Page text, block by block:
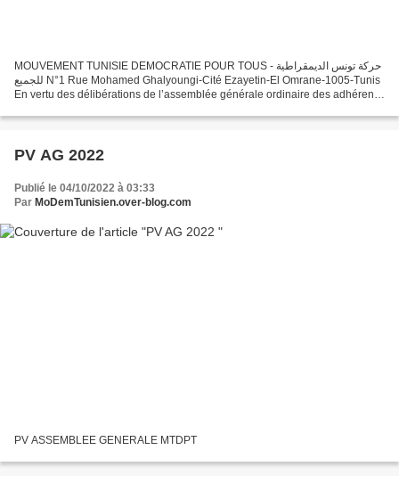
MOUVEMENT TUNISIE DEMOCRATIE POUR TOUS - حركة تونس الديمقراطية
للجميع N°1 Rue Mohamed Ghalyoungi-Cité Ezayetin-El Omrane-1005-Tunis
En vertu des délibérations de l’assemblée générale ordinaire des adhérents
PV AG 2022
Publié le 04/10/2022 à 03:33
Par MoDemTunisien.over-blog.com
PV ASSEMBLEE GENERALE MTDPT